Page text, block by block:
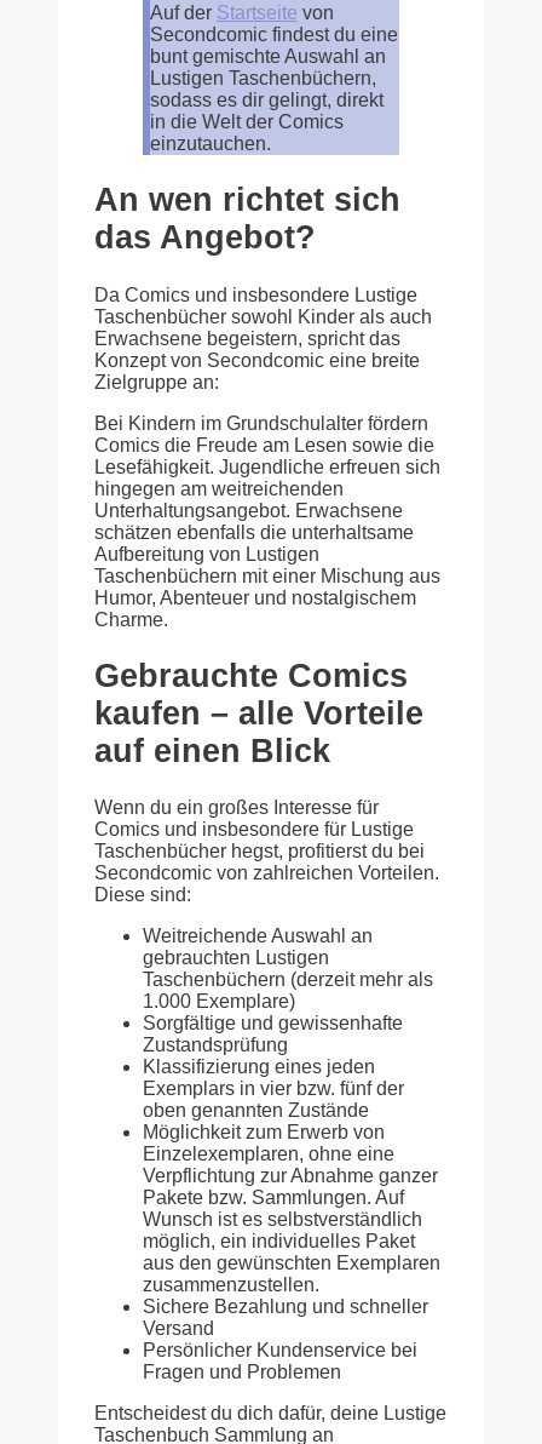
Auf der Startseite von
Secondcomic findest du eine
bunt gemischte Auswahl an
Lustigen Taschenbüchern,
sodass es dir gelingt, direkt
in die Welt der Comics
einzutauchen.
An wen richtet sich
das Angebot?
Da Comics und insbesondere Lustige
Taschenbücher sowohl Kinder als auch
Erwachsene begeistern, spricht das
Konzept von Secondcomic eine breite
Zielgruppe an:
Bei Kindern im Grundschulalter fördern
Comics die Freude am Lesen sowie die
Lesefähigkeit. Jugendliche erfreuen sich
hingegen am weitreichenden
Unterhaltungsangebot. Erwachsene
schätzen ebenfalls die unterhaltsame
Aufbereitung von Lustigen
Taschenbüchern mit einer Mischung aus
Humor, Abenteuer und nostalgischem
Charme.
Gebrauchte Comics
kaufen – alle Vorteile
auf einen Blick
Wenn du ein großes Interesse für
Comics und insbesondere für Lustige
Taschenbücher hegst, profitierst du bei
Secondcomic von zahlreichen Vorteilen.
Diese sind:
Weitreichende Auswahl an
gebrauchten Lustigen
Taschenbüchern (derzeit mehr als
1.000 Exemplare)
Sorgfältige und gewissenhafte
Zustandsprüfung
Klassifizierung eines jeden
Exemplars in vier bzw. fünf der
oben genannten Zustände
Möglichkeit zum Erwerb von
Einzelexemplaren, ohne eine
Verpflichtung zur Abnahme ganzer
Pakete bzw. Sammlungen. Auf
Wunsch ist es selbstverständlich
möglich, ein individuelles Paket
aus den gewünschten Exemplaren
zusammenzustellen.
Sichere Bezahlung und schneller
Versand
Persönlicher Kundenservice bei
Fragen und Problemen
Entscheidest du dich dafür, deine Lustige
Taschenbuch Sammlung an